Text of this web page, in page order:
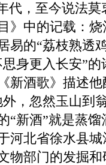
代，至今说法
》中的记载：
易的“荔枝熟透
身更入长安”
新酒歌》描述
，忽然玉山到
“新酒”就是蒸
河北省徐水县
物部门的发掘